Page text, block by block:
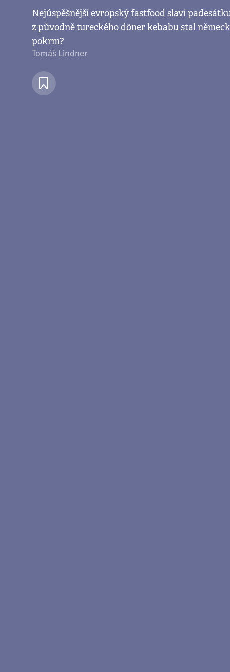
Nejúspěšnější evropský fastfood slaví
z původně tureckého döner kebabu stal
pokrm?
Tomáš Lindner